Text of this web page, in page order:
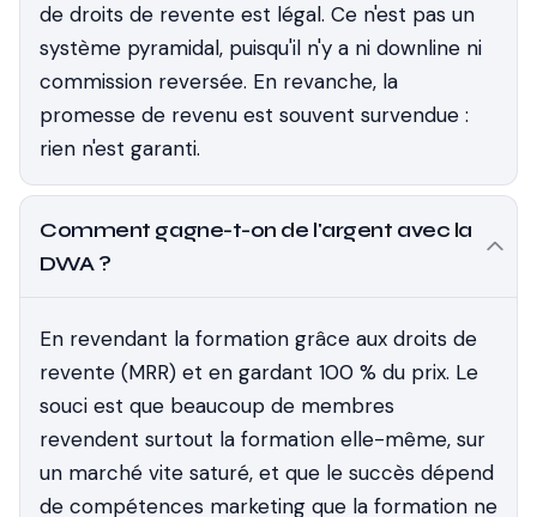
de droits de revente est légal. Ce n'est pas un
système pyramidal, puisqu'il n'y a ni downline ni
commission reversée. En revanche, la
promesse de revenu est souvent survendue :
rien n'est garanti.
Comment gagne-t-on de l'argent avec la
DWA ?
En revendant la formation grâce aux droits de
revente (MRR) et en gardant 100 % du prix. Le
souci est que beaucoup de membres
revendent surtout la formation elle-même, sur
un marché vite saturé, et que le succès dépend
de compétences marketing que la formation ne